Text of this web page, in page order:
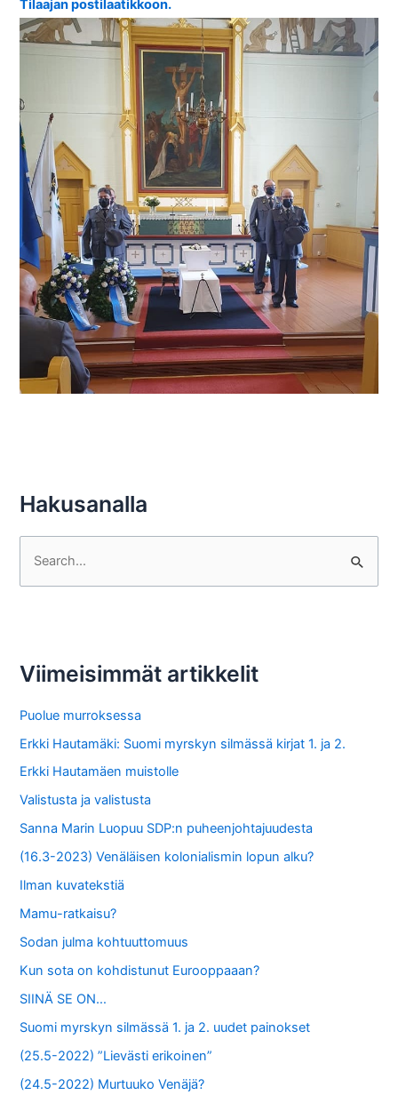
Tilaajan postilaatikkoon.
Hakusanalla
h
r
:
Viimeisimmät artikkelit
Puolue murroksessa
Erkki Hautamäki: Suomi myrskyn silmässä kirjat 1. ja 2.
Erkki Hautamäen muistolle
Valistusta ja valistusta
Sanna Marin Luopuu SDP:n puheenjohtajuudesta
(16.3-2023) Venäläisen kolonialismin lopun alku?
Ilman kuvatekstiä
Mamu-ratkaisu?
Sodan julma kohtuuttomuus
Kun sota on kohdistunut Eurooppaaan?
SIINÄ SE ON…
Suomi myrskyn silmässä 1. ja 2. uudet painokset
(25.5-2022) ”Lievästi erikoinen”
(24.5-2022) Murtuuko Venäjä?